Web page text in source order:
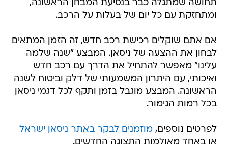
תחושה שמתגלה כבר בנסיעת המבחן הראשונה,
ומתחזקת עם כל יום של בעלות על הרכב.
אם אתם שוקלים רכישת רכב חדש, זה הזמן המתאים
לבחון את ההצעה של ניסאן. המבצע "שנה שלמה
עלינו" מאפשר להתחיל את הדרך עם רכב חדש
ואיכותי, עם היתרון המשמעותי של דלק וביטוח לשנה
הראשונה. המבצע מוגבל בזמן ותקף לכל דגמי ניסאן
בכל רמות הגימור.
לפרטים נוספים,מוזמנים לבקר באתר ניסאן ישראל
או באחד מאולמות התצוגה החדשים.